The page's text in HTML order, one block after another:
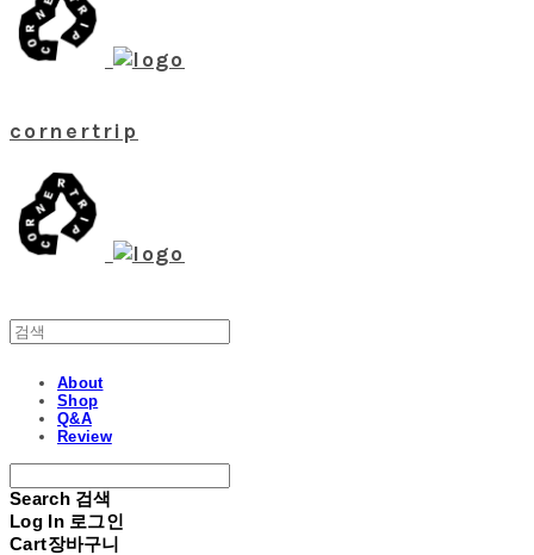
cornertrip
About
Shop
Q&A
Review
Search 검색
Log In 로그인
Cart장바구니